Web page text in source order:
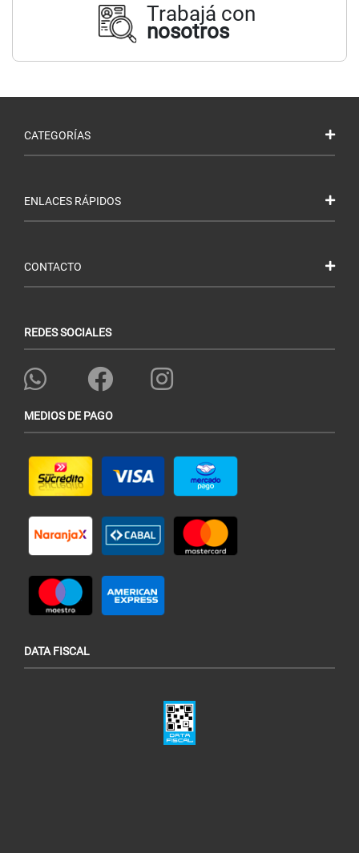
Trabajá con
nosotros
CATEGORÍAS
ENLACES RÁPIDOS
CONTACTO
REDES SOCIALES
MEDIOS DE PAGO
DATA FISCAL